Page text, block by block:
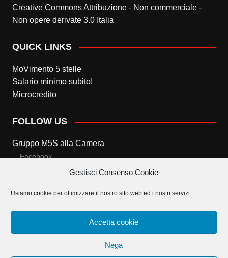
Gestisci Consenso Cookie
Usiamo cookie per ottimizzare il nostro sito web ed i nostri servizi.
Accetta cookie
Nega
Creative Commons Attribuzione - Non commerciale -
Non opere derivate 3.0 Italia
QUICK LINKS
MoVimento 5 stelle
Salario minimo subito!
Microcredito
FOLLOW US
Gruppo M5S alla Camera
Facebook
Twitter